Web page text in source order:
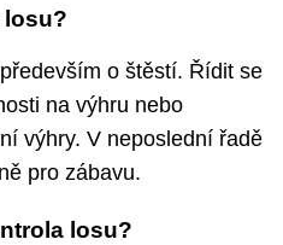
losu?
o štěstí. Řídit se
na výhru nebo
výhry. V neposlední řadě
pro zábavu.
losu?